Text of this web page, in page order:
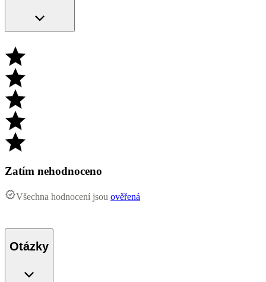
Zatím nehodnoceno
Všechna hodnocení jsou ověřená
Otázky